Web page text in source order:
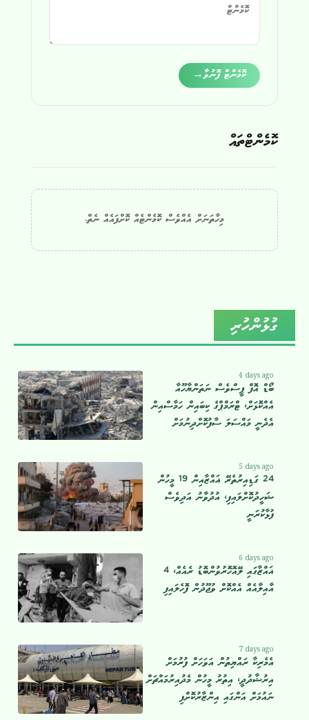
ކޮމެންޓް ފޮނުވާ→
ކޮމެންޓްތައް
މިހާތަނަށް އެއްވެސް ކޮމެންޓެއް ކޮށްފައެއް ނެތް.
ގުޅުންހުރި
4 days ago
ބޯޑް އޮފް ޕީސްވެސް ނަތަންޔާހޫއާ
އެއްކޮޅަށް، ޓްރަމްޕްގެ ކިބައިން ހަމާސްއިން
އެދެނީ މައްސަލަ ސާފުކޮށްދިނުމަށް
5 days ago
24 ގަޑިއިރުތެރޭ ޣައްޒާއިން 19 މީހުން
ޝަހީދުކޮށްލައިފި، އުދުވާނު އަދިވެސް
ފުޅާކުރަނީ
6 days ago
ޣައްޒާގައި ލޭއޮހޮރުވުންބޮޑު ރެއެއް، 4
އާއިލާއެއް އެއްކޮށް ވުޖޫދުން ފޮހެލައިފި
7 days ago
އެމެރިކާ ރައްޔިތުން އަވަހަށް ފުރުމަށް
އިރުޝާދުދީ، އިތުރު މީހުން މެދުއިރުމައްޗަށް
ނައުމަށް އަންގައި އިންޒާރުކޮށްފި